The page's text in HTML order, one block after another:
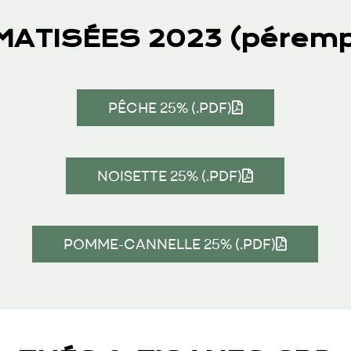
2023
PÊCHE 25% (.PDF)
NOISETTE 25% (.PDF)
POMME-CANNELLE 25% (.PDF)